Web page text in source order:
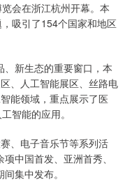
会在浙江杭州开幕。本
吸引了154个国家和地区
新生态的重要窗口，本
、人工智能展区、丝路电
能领域，重点展示了医
智能的应用。
、电子音乐节等系列活
中国首发、亚洲首秀、
集中发布。